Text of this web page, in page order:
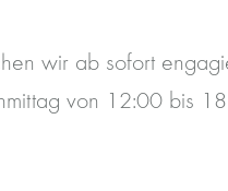
wir ab sofort
von 12:00 bis